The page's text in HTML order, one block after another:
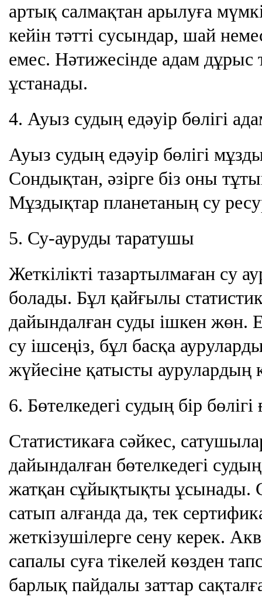
артық салмақтан арылуға
кейін тәтті сусындар, шай
емес. Нәтижесінде адам дұрыс
ұстанады.
4. Ауыз судың едәуір бөлігі
Ауыз судың едәуір бөлігі
Сондықтан, әзірге біз оны
Мұздықтар планетаның су
5. Су-ауруды таратушы
Жеткілікті тазартылмаған су
болады. Бұл қайғылы
дайындалған суды ішкен жөн.
су ішсеңіз, бұл басқа
жүйесіне қатысты аурулардың
6. Бөтелкедегі судың бір
Статистикаға сәйкес,
дайындалған бөтелкедегі
жатқан сұйықтықты ұсынады.
сатып алғанда да, тек
жеткізушілерге сену керек.
сапалы суға тікелей көзден
барлық пайдалы заттар